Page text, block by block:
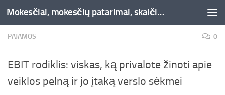
Skip to content Mokesčiai, mokesčių patarimai, skaičiuoklės, straipsniai -Liepaja.lt
PAJAMOS 0
EBIT rodiklis: viskas, ką privalote žinoti apie
veiklos pelną ir jo įtaką verslo sėkmei